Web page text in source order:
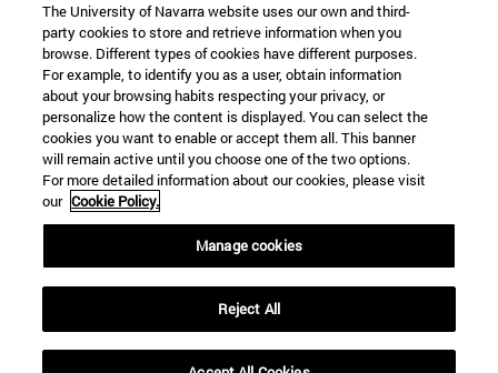
Información
TFNO +34 948 42 56 00
¿QUÉ GRADO TE INTERESA?
¿QUÉ MÁSTER TE INTERESA?
© Universidad de Navarra
Información legal
Accesibilidad
Configuración de cookies
Localizador de campus
The University of Navarra website uses our own and third-
party cookies to store and retrieve information when you
browse. Different types of cookies have different purposes.
For example, to identify you as a user, obtain information
about your browsing habits respecting your privacy, or
personalize how the content is displayed. You can select the
cookies you want to enable or accept them all. This banner
will remain active until you choose one of the two options.
For more detailed information about our cookies, please visit
our Cookie Policy.
Manage cookies
Reject All